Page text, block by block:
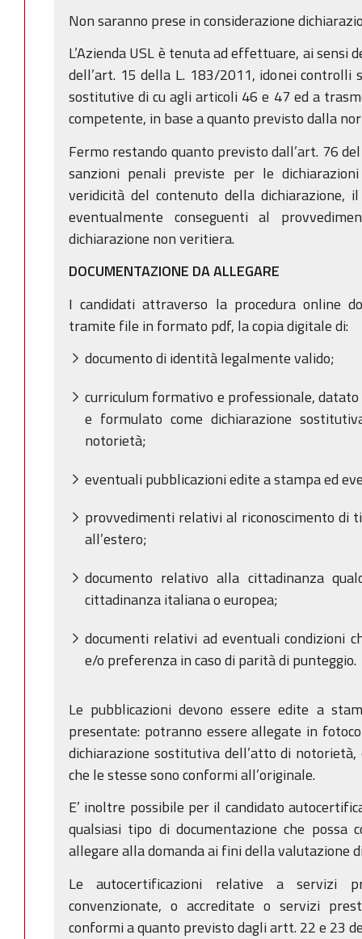
Non saranno prese in considerazione
L’Azienda USL è tenuta ad effettuare, ai sensi
dell’art. 15 della L. 183/2011, idonei controlli
sostitutive di cu agli articoli 46 e 47 ed a
competente, in base a quanto previsto dalla
Fermo restando quanto previsto dall’art. 76
sanzioni penali previste per le
veridicità del contenuto della dichiarazione,
eventualmente conseguenti al
dichiarazione non veritiera.
DOCUMENTAZIONE DA ALLEGARE
I candidati attraverso la procedura online
tramite file in formato pdf, la copia digitale di:
documento di identità legalmente valido;
curriculum formativo e professionale,
e formulato come dichiarazione
notorietà;
eventuali pubblicazioni edite a stampa ed
provvedimenti relativi al riconoscimento di
all’estero;
documento relativo alla cittadinanza
cittadinanza italiana o europea;
documenti relativi ad eventuali condizioni
e/o preferenza in caso di parità di punteggio.
Le pubblicazioni devono essere edite a
presentate: potranno essere allegate in
dichiarazione sostitutiva dell’atto di
che le stesse sono conformi all’originale.
E’ inoltre possibile per il candidato
qualsiasi tipo di documentazione che
allegare alla domanda ai fini della valutazione
Le autocertificazioni relative a servizi
convenzionate, o accreditate o servizi
conformi a quanto previsto dagli artt. 22 e 23